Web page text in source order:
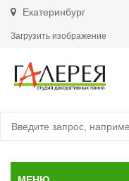
Екатеринбург
Загрузить изображение